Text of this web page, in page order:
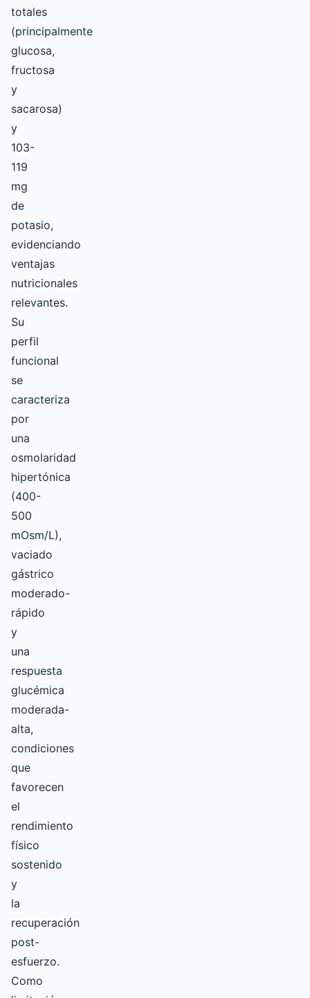
totales
(principalmente
glucosa,
fructosa
y
sacarosa)
y
103-
119
mg
de
potasio,
evidenciando
ventajas
nutricionales
relevantes.
Su
perfil
funcional
se
caracteriza
por
una
osmolaridad
hipertónica
(400-
500
mOsm/L),
vaciado
gástrico
moderado-
rápido
y
una
respuesta
glucémica
moderada-
alta,
condiciones
que
favorecen
el
rendimiento
físico
sostenido
y
la
recuperación
post-
esfuerzo.
Como